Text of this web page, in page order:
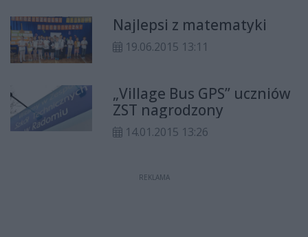
Najlepsi z matematyki
19.06.2015 13:11
„Village Bus GPS” uczniów
ZST nagrodzony
14.01.2015 13:26
REKLAMA